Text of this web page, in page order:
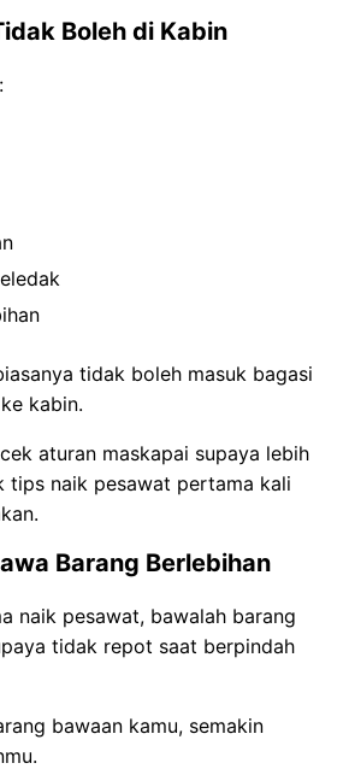
Boleh di Kabin
tidak boleh masuk bagasi
kabin.
aturan maskapai supaya lebih
tips naik pesawat pertama kali
Barang Berlebihan
naik pesawat, bawalah barang
tidak repot saat berpindah
bawaan kamu, semakin